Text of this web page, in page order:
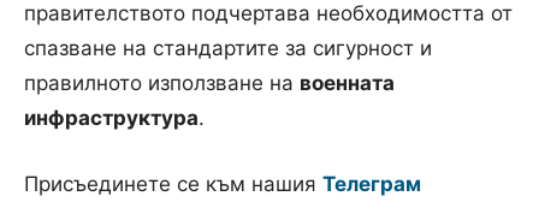
правителството подчертава необходимостта от
спазване на стандартите за сигурност и
правилното използване на военната
инфраструктура.
Присъединете се към нашия Телеграм